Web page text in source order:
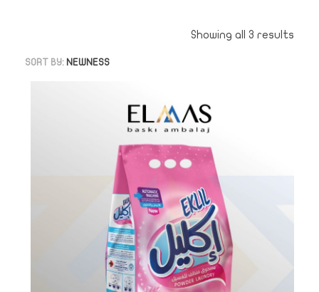
Showing all 3 results
SORT BY: NEWNESS